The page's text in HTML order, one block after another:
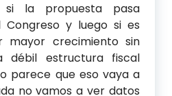
la propuesta pasa
y luego si es
mayor crecimiento sin
estructura fiscal
parece que eso vaya a
no vamos a ver datos